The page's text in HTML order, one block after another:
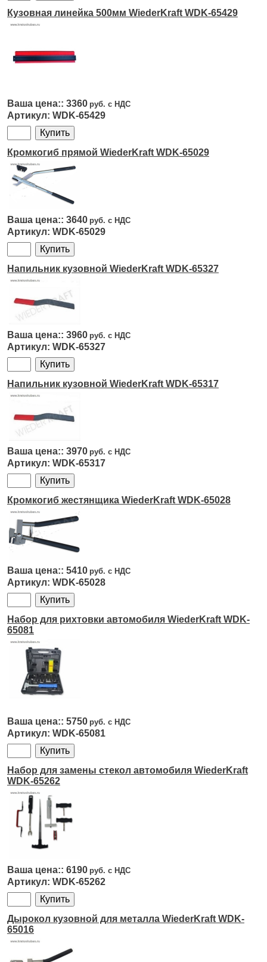
Кузовная линейка 500мм WiederKraft WDK-65429
3360
WDK-65429
Кромкогиб прямой WiederKraft WDK-65029
3640
WDK-65029
Напильник кузовной WiederKraft WDK-65327
3960
WDK-65327
Напильник кузовной WiederKraft WDK-65317
3970
WDK-65317
Кромкогиб жестянщика WiederKraft WDK-65028
5410
WDK-65028
Набор для рихтовки автомобиля WiederKraft WDK-
65081
5750
WDK-65081
Набор для замены стекол автомобиля WiederKraft
WDK-65262
6190
WDK-65262
Дырокол кузовной для металла WiederKraft WDK-
65016